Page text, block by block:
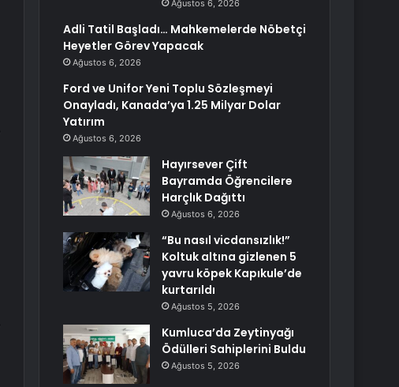
Ağustos 6, 2026
Adli Tatil Başladı… Mahkemelerde Nöbetçi
Heyetler Görev Yapacak
Ağustos 6, 2026
Ford ve Unifor Yeni Toplu Sözleşmeyi
Onayladı, Kanada’ya 1.25 Milyar Dolar
Yatırım
Ağustos 6, 2026
Hayırsever Çift
Bayramda Öğrencilere
Harçlık Dağıttı
Ağustos 6, 2026
“Bu nasıl vicdansızlık!”
Koltuk altına gizlenen 5
yavru köpek Kapıkule’de
kurtarıldı
Ağustos 5, 2026
Kumluca’da Zeytinyağı
Ödülleri Sahiplerini Buldu
Ağustos 5, 2026